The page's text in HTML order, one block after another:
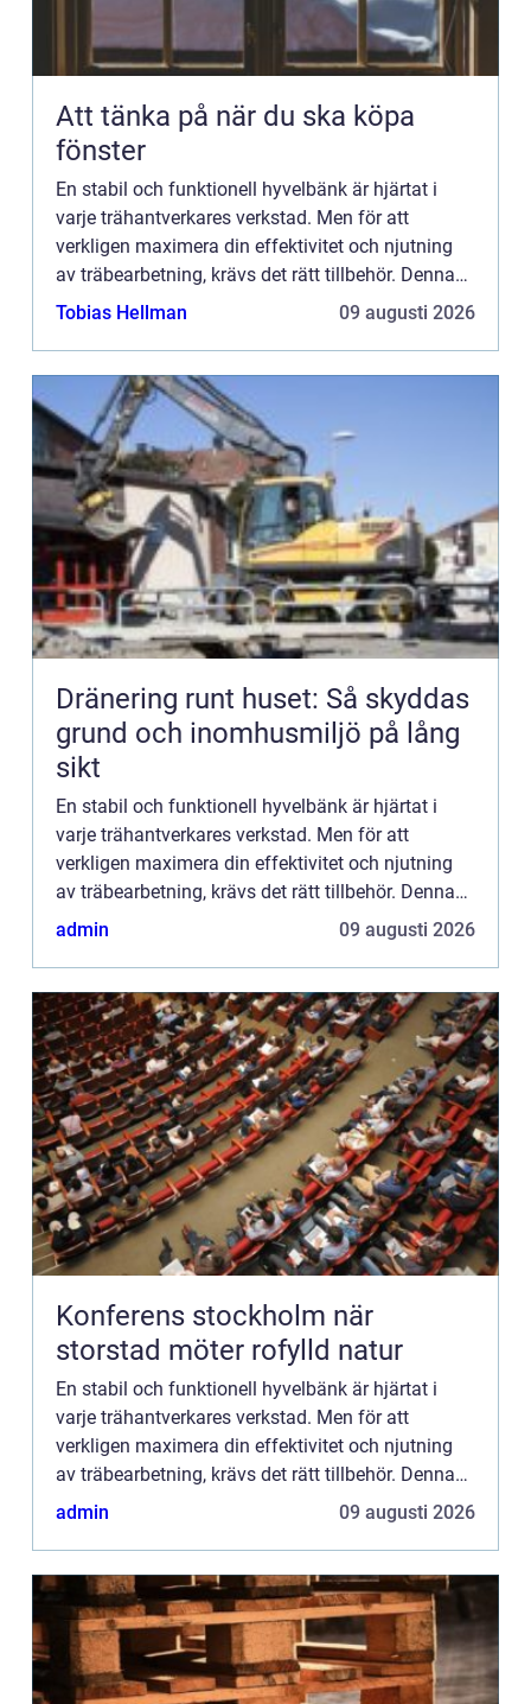
Att tänka på när du ska köpa
fönster
En stabil och funktionell hyvelbänk är hjärtat i
varje trähantverkares verkstad. Men för att
verkligen maximera din effektivitet och njutning
av träbearbetning, krävs det rätt tillbehör. Denna
artikel utfo...
Tobias Hellman 09 augusti 2026
Dränering runt huset: Så skyddas
grund och inomhusmiljö på lång
sikt
En stabil och funktionell hyvelbänk är hjärtat i
varje trähantverkares verkstad. Men för att
verkligen maximera din effektivitet och njutning
av träbearbetning, krävs det rätt tillbehör. Denna
artikel utfo...
admin 09 augusti 2026
Konferens stockholm när
storstad möter rofylld natur
En stabil och funktionell hyvelbänk är hjärtat i
varje trähantverkares verkstad. Men för att
verkligen maximera din effektivitet och njutning
av träbearbetning, krävs det rätt tillbehör. Denna
artikel utfo...
admin 09 augusti 2026